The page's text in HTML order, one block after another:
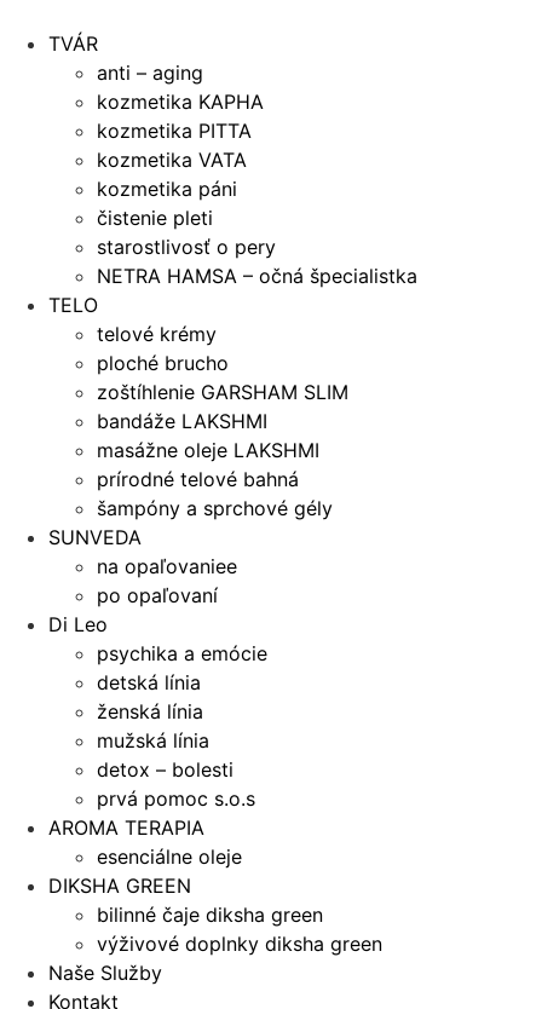
TVÁR
anti – aging
kozmetika KAPHA
kozmetika PITTA
kozmetika VATA
kozmetika páni
čistenie pleti
starostlivosť o pery
NETRA HAMSA – očná špecialistka
TELO
telové krémy
ploché brucho
zoštíhlenie GARSHAM SLIM
bandáže LAKSHMI
masážne oleje LAKSHMI
prírodné telové bahná
šampóny a sprchové gély
SUNVEDA
na opaľovaniee
po opaľovaní
Di Leo
psychika a emócie
detská línia
ženská línia
mužská línia
detox – bolesti
prvá pomoc s.o.s
AROMA TERAPIA
esenciálne oleje
DIKSHA GREEN
bilinné čaje diksha green
výživové doplnky diksha green
Naše Služby
Kontakt